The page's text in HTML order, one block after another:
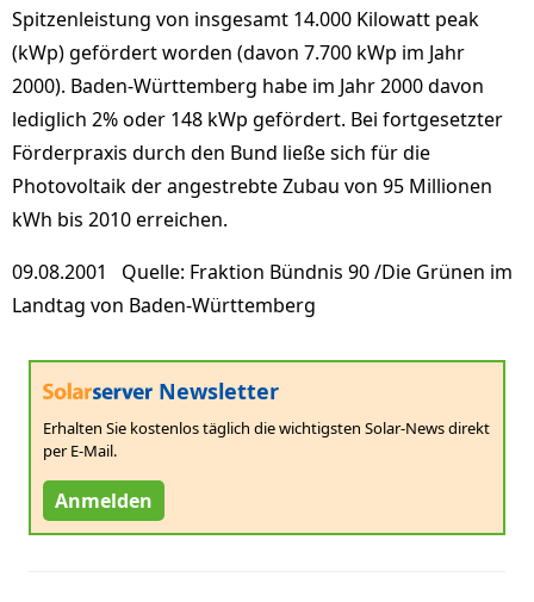
Spitzenleistung von insgesamt 14.000 Kilowatt peak
(kWp) gefördert worden (davon 7.700 kWp im Jahr
2000). Baden-Württemberg habe im Jahr 2000 davon
lediglich 2% oder 148 kWp gefördert. Bei fortgesetzter
Förderpraxis durch den Bund ließe sich für die
Photovoltaik der angestrebte Zubau von 95 Millionen
kWh bis 2010 erreichen.
09.08.2001 Quelle: Fraktion Bündnis 90 /Die Grünen im
Landtag von Baden-Württemberg
Newsletter
Erhalten Sie kostenlos täglich die wichtigsten Solar-News direkt
per E-Mail.
Anmelden